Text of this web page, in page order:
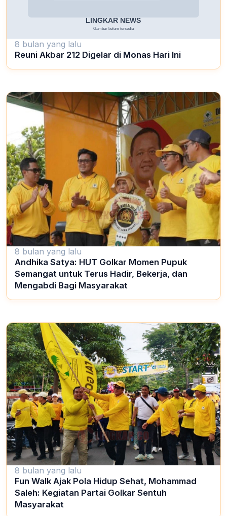
8 bulan yang lalu
Reuni Akbar 212 Digelar di Monas Hari Ini
8 bulan yang lalu
Andhika Satya: HUT Golkar Momen Pupuk
Semangat untuk Terus Hadir, Bekerja, dan
Mengabdi Bagi Masyarakat
8 bulan yang lalu
Fun Walk Ajak Pola Hidup Sehat, Mohammad
Saleh: Kegiatan Partai Golkar Sentuh
Masyarakat